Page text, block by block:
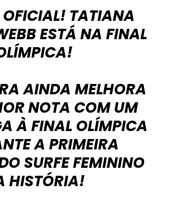
TATIANA
ESTÁ NA FINAL
AINDA MELHORA
NOTA COM UM
À FINAL OLÍMPICA
A PRIMEIRA
SURFE FEMININO
HISTÓRIA!